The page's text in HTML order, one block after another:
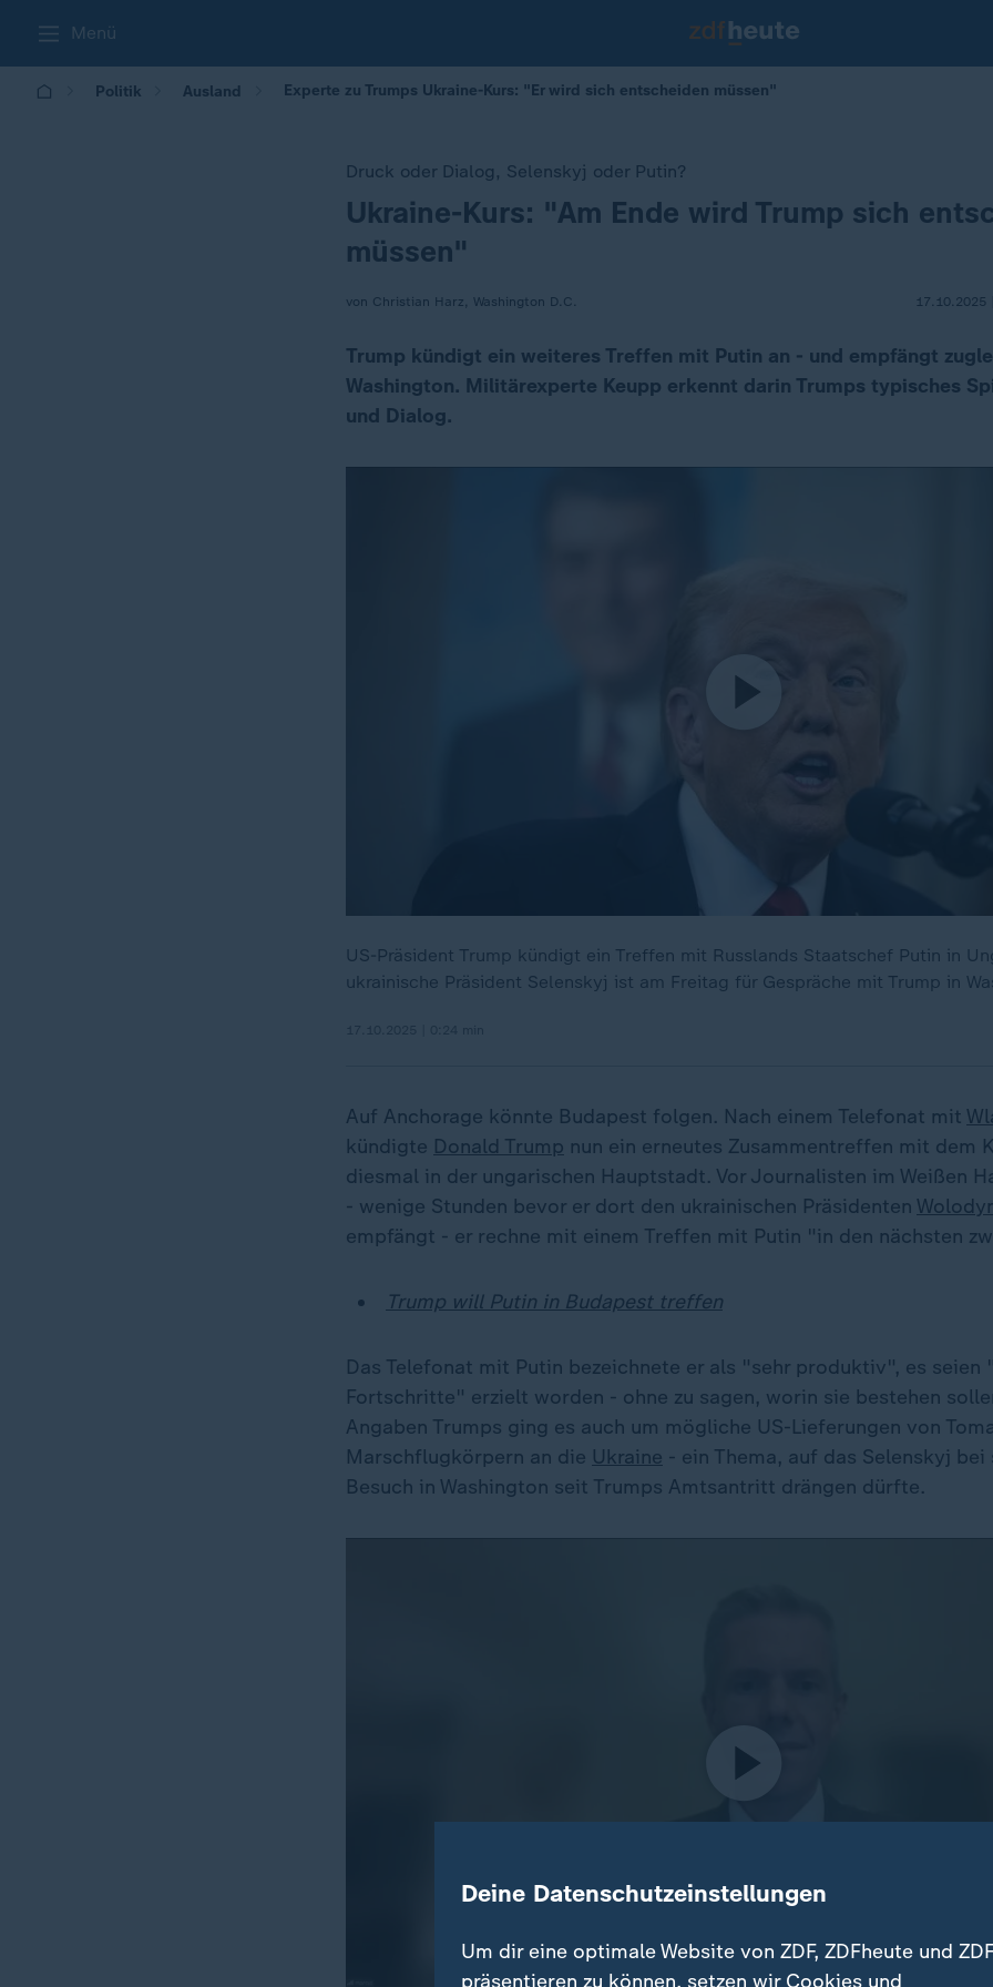
Menü
Politik Ausland Experte zu Trumps Ukraine-Kurs: "Er wird sich entscheiden müssen"
Druck oder Dialog, Selenskyj oder Putin?
:Ukraine-Kurs: "Am Ende wird Trump sich
müssen"
von Christian Harz, Washington D.C. 17.10.2025
Trump kündigt ein weiteres Treffen mit Putin an - und empfängt
Washington. Militärexperte Keupp erkennt darin Trumps typisches
und Dialog.
US-Präsident Trump kündigt ein Treffen mit Russlands Staatschef Putin in
ukrainische Präsident Selenskyj ist am Freitag für Gespräche mit Trump in
Auf Anchorage könnte Budapest folgen. Nach einem Telefonat mit
kündigte Donald Trump nun ein erneutes Zusammentreffen mit dem
diesmal in der ungarischen Hauptstadt. Vor Journalisten im Weißen
- wenige Stunden bevor er dort den ukrainischen Präsidenten
empfängt - er rechne mit einem Treffen mit Putin "in den nächsten
Trump will Putin in Budapest treffen
Das Telefonat mit Putin bezeichnete er als "sehr produktiv", es seien
Fortschritte" erzielt worden - ohne zu sagen, worin sie bestehen
Angaben Trumps ging es auch um mögliche US-Lieferungen von
Marschflugkörpern an die Ukraine - ein Thema, auf das Selenskyj
Besuch in Washington seit Trumps Amtsantritt drängen dürfte.
Deine Datenschutzeinstellungen
Um dir eine optimale Website von ZDF, ZDFheute und
präsentieren zu können, setzen wir Cookies und